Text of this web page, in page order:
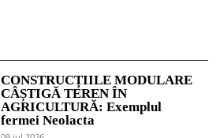
CONSTRUCȚIILE MODULARE
CÂȘTIGĂ TEREN ÎN
AGRICULTURĂ: Exemplul
fermei Neolacta